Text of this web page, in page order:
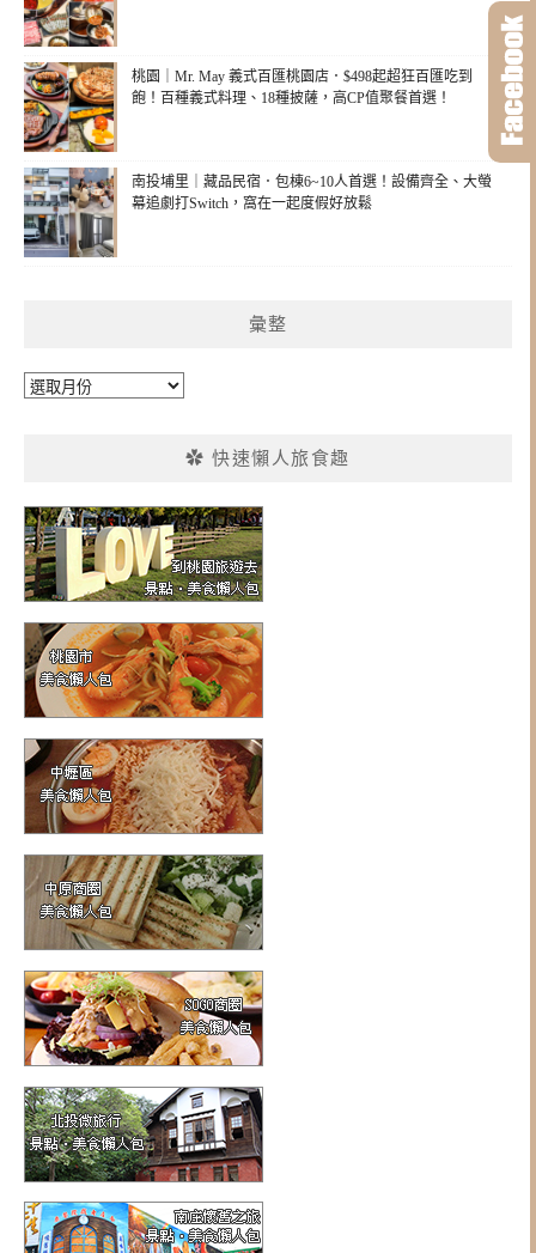
桃園｜Mr. May 義式百匯桃園店．$498起超狂百匯吃到
飽！百種義式料理、18種披薩，高CP值聚餐首選！
南投埔里｜藏品民宿．包棟6~10人首選！設備齊全、大螢
幕追劇打Switch，窩在一起度假好放鬆
彙整
彙
✿ 快速懶人旅食趣